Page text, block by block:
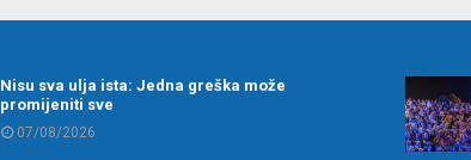
Nisu sva ulja ista: Jedna greška može
promijeniti sve
07/08/2026